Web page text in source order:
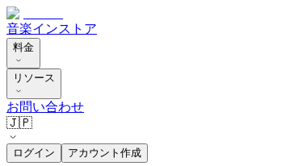
音楽インストア
料金
リソース
お問い合わせ
🇯🇵
ログイン アカウント作成